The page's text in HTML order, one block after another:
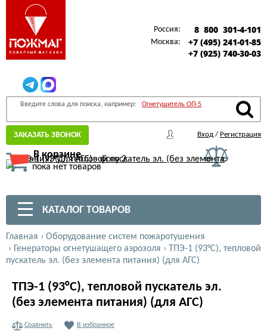
Россия: 8 800 301-4-101
Москва:
+7 (495) 241-01-85
+7 (925) 740-30-03
Введите слова для поиска, например: Огнетушитель ОП-5
ЗАКАЗАТЬ ЗВОНОК Вход / Регистрация
В корзине
пока нет товаров
КАТАЛОГ ТОВАРОВ
Главная › Оборудование систем пожаротушения
›
Генераторы огнетушащего аэрозоля ›
ТПЭ-1 (93°С), тепловой
пускатель эл. (без элемента питания) (для АГС)
ТПЭ-1 (93°С), тепловой пускатель эл.
(без элемента питания) (для АГС)
Сравнить В избранное